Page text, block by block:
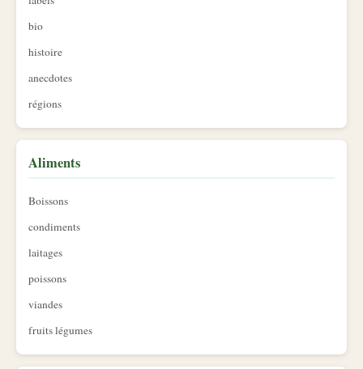
bio
histoire
anecdotes
régions
Aliments
Boissons
condiments
laitages
poissons
viandes
fruits légumes